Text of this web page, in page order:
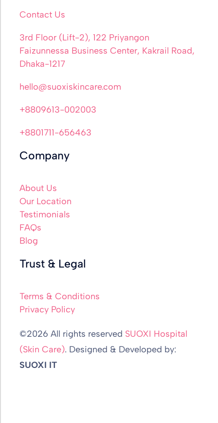
Contact Us
3rd Floor (Lift-2), 122 Priyangon
Faizunnessa Business Center, Kakrail Road,
Dhaka-1217
hello@suoxiskincare.com
+8809613-002003
+8801711-656463
Company
About Us
Our Location
Testimonials
FAQs
Blog
Trust & Legal
Terms & Conditions
Privacy Policy
©2026 All rights reserved SUOXI Hospital
(Skin Care). Designed & Developed by:
SUOXI IT